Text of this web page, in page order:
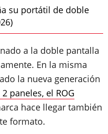
su portátil de doble
a la doble pantalla
En la misma
la nueva generación
paneles, el ROG
hace llegar también
formato.